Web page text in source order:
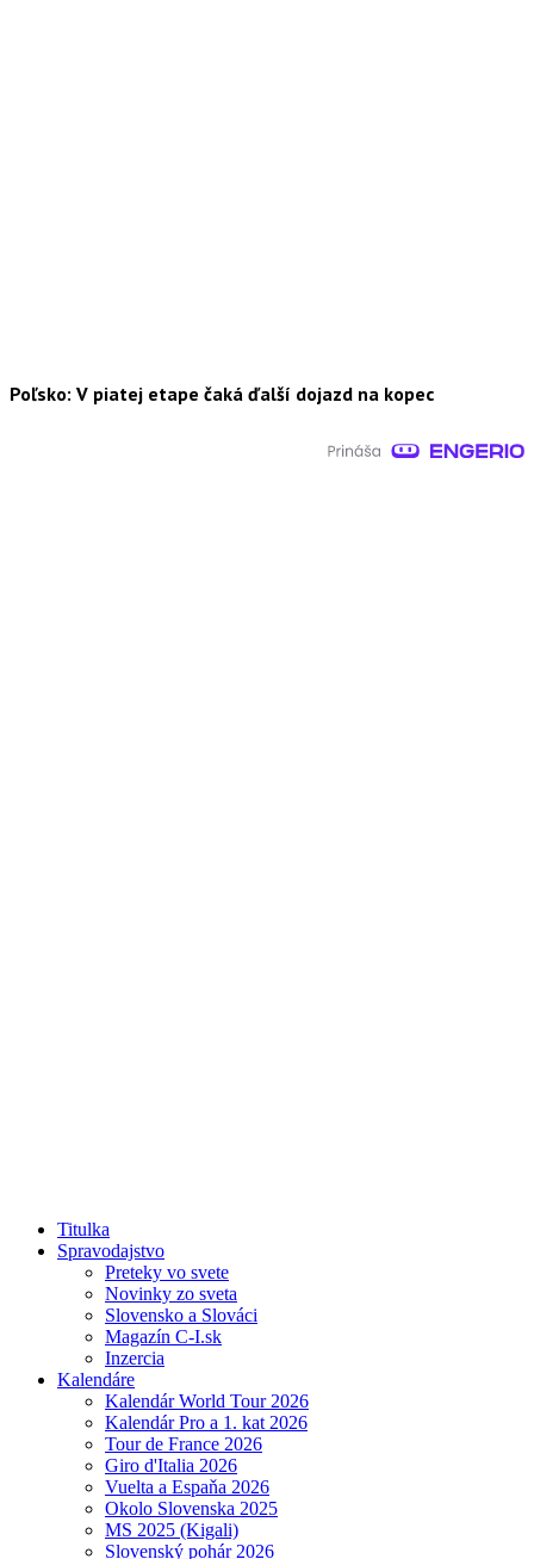
Poľsko: V piatej etape čaká ďalší dojazd na kopec
Titulka
Spravodajstvo
Preteky vo svete
Novinky zo sveta
Slovensko a Slováci
Magazín C-I.sk
Inzercia
Kalendáre
Kalendár World Tour 2026
Kalendár Pro a 1. kat 2026
Tour de France 2026
Giro d'Italia 2026
Vuelta a Espaňa 2026
Okolo Slovenska 2025
MS 2025 (Kigali)
Slovenský pohár 2026